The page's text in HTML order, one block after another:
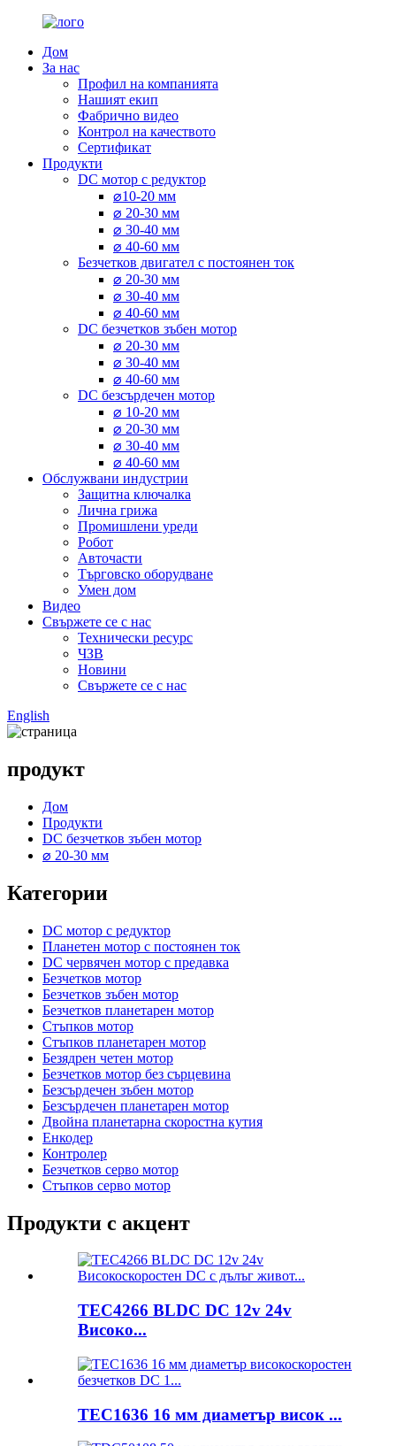
Дом
За нас
Профил на компанията
Нашият екип
Фабрично видео
Контрол на качеството
Сертификат
Продукти
DC мотор с редуктор
⌀10-20 мм
⌀ 20-30 мм
⌀ 30-40 мм
⌀ 40-60 мм
Безчетков двигател с постоянен ток
⌀ 20-30 мм
⌀ 30-40 мм
⌀ 40-60 мм
DC безчетков зъбен мотор
⌀ 20-30 мм
⌀ 30-40 мм
⌀ 40-60 мм
DC безсърдечен мотор
⌀ 10-20 мм
⌀ 20-30 мм
⌀ 30-40 мм
⌀ 40-60 мм
Обслужвани индустрии
Защитна ключалка
Лична грижа
Промишлени уреди
Робот
Авточасти
Търговско оборудване
Умен дом
Видео
Свържете се с нас
Технически ресурс
ЧЗВ
Новини
Свържете се с нас
English
продукт
Дом
Продукти
DC безчетков зъбен мотор
⌀ 20-30 мм
Категории
DC мотор с редуктор
Планетен мотор с постоянен ток
DC червячен мотор с предавка
Безчетков мотор
Безчетков зъбен мотор
Безчетков планетарен мотор
Стъпков мотор
Стъпков планетарен мотор
Безядрен четен мотор
Безчетков мотор без сърцевина
Безсърдечен зъбен мотор
Безсърдечен планетарен мотор
Двойна планетарна скоростна кутия
Енкодер
Контролер
Безчетков серво мотор
Стъпков серво мотор
Продукти с акцент
TEC4266 BLDC DC 12v 24v
Високо...
TEC1636 16 мм диаметър висок ...